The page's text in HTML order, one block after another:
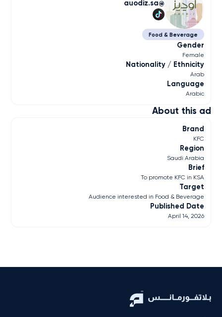
About this ad
Brand
KFC
Region
Saudi Arabia
Brief
To promote KFC in KSA
Target
Audience interested in Food & Beverage
Published Date
April 14, 2026
auodiz.sa
Food & Beverage
Gender
Female
Nationality / Ethnicity
Arab
Language
Arabic